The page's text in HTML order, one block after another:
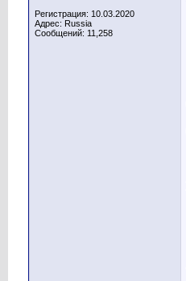
Регистрация: 10.03.2020
Адрес: Russia
Сообщений: 11,258